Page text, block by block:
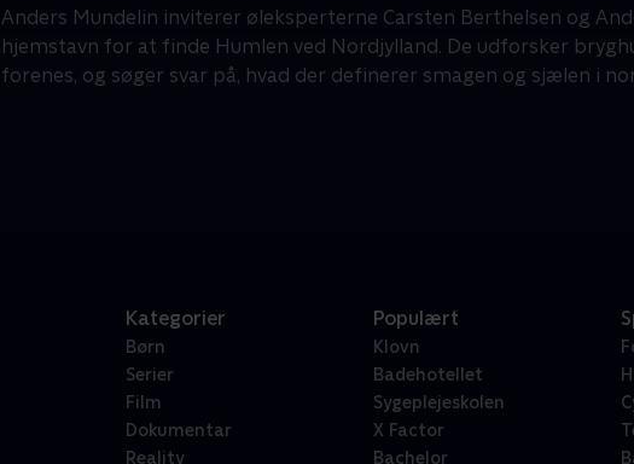
Anders Mundelin inviterer øleksperterne Carsten Berthelsen og
hjemstavn for at finde Humlen ved Nordjylland. De udforsker
forenes, og søger svar på, hvad der definerer smagen og sjælen i
Kategorier
Børn
Serier
Film
Dokumentar
Reality
Populært
Klovn
Badehotellet
Sygeplejeskolen
X Factor
Bachelor